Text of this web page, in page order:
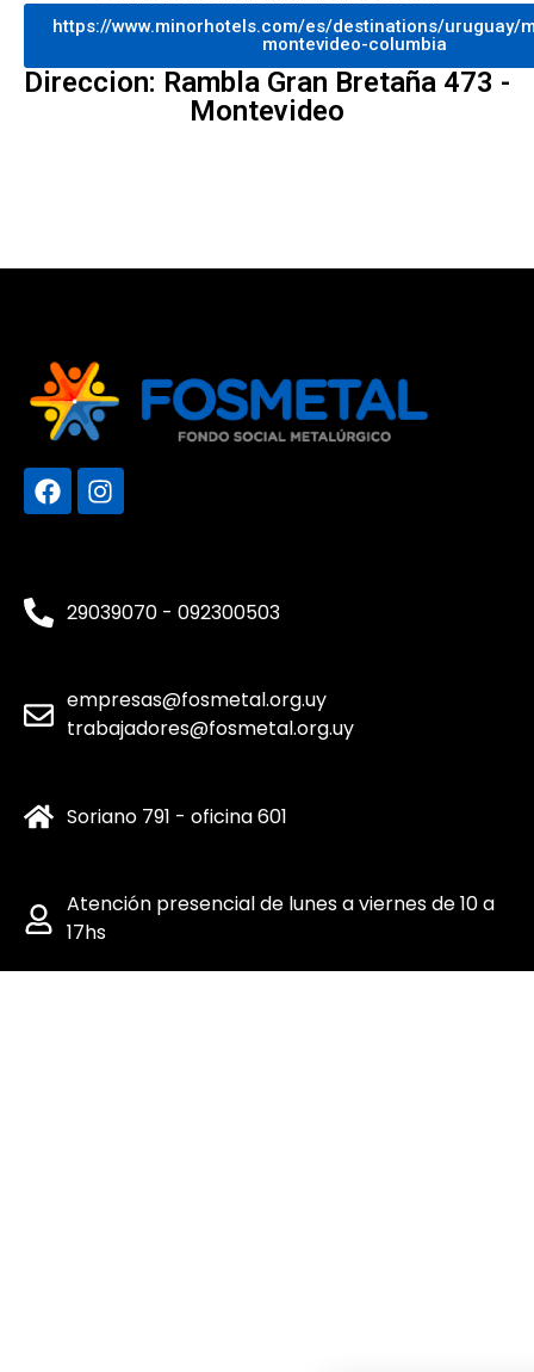
https://www.minorhotels.com/es/destinations/uruguay/
montevideo-columbia
Direccion: Rambla Gran Bretaña 473 -
Montevideo
29039070 - 092300503
empresas@fosmetal.org.uy
trabajadores@fosmetal.org.uy
Soriano 791 - oficina 601
Atención presencial de lunes a viernes de 10 a
17hs